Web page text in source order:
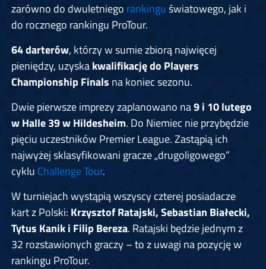
zarówno do dwuletniego rankinguświatowego, jak i
do rocznego rankingu ProTour.
64 darterów, którzy w sumie zbiorą najwięcej
pieniędzy, uzyskakwalifikację do Players
Championship Finals na koniec sezonu.
Dwie pierwsze imprezy zaplanowano na9 i 10 lutego
w Halle 39 w Hildesheim. Do Niemiec nie przybędzie
pięciu uczestników Premier League. Zastąpią ich
najwyżej sklasyfikowani gracze „drugoligowego”
cyklu Challenge Tour.
W turniejach wystąpią wszyscy czterej posiadacze
kart z Polski: Krzysztof Ratajski, Sebastian Białecki,
Tytus Kanik i Filip Bereza. Ratajski będzie jednym z
32 rozstawionych graczy – to z uwagi na pozycję w
rankingu ProTour.